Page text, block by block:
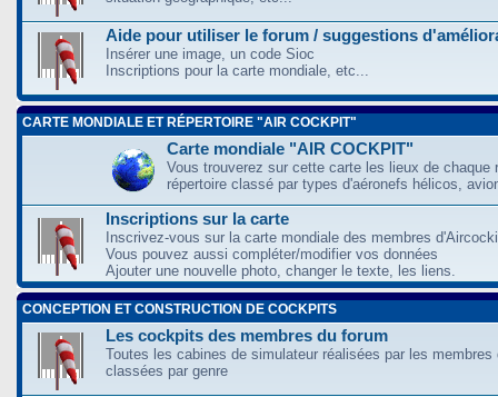
Aide pour utiliser le forum / suggestions
Insérer une image, un code Sioc
Inscriptions pour la carte mondiale, etc...
CARTE MONDIALE ET RÉPERTOIRE "AIR COCKPIT"
Carte mondiale "AIR COCKPIT"
Vous trouverez sur cette carte les lieux de chaque
répertoire classé par types d'aéronefs hélicos,
Inscriptions sur la carte
Inscrivez-vous sur la carte mondiale des membres
Vous pouvez aussi compléter/modifier vos données
Ajouter une nouvelle photo, changer le texte, les liens.
CONCEPTION ET CONSTRUCTION DE COCKPITS
Les cockpits des membres du forum
Toutes les cabines de simulateur réalisées par les membres
classées par genre